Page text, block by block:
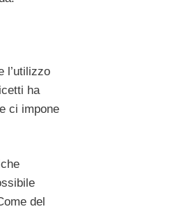
l’utilizzo
ha
ci impone
del